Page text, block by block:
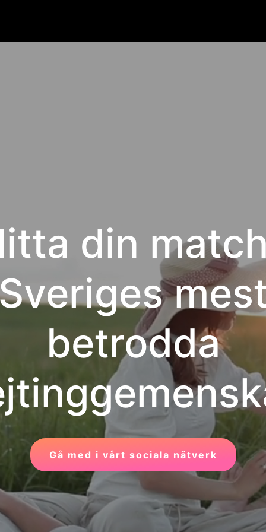
din
betrodda
Gå med i vårt sociala nätverk